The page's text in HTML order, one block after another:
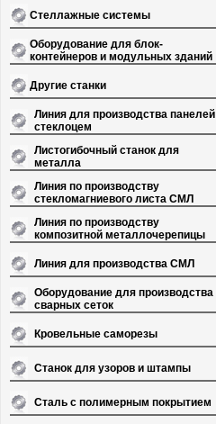
Стеллажные системы
Оборудование для блок-
контейнеров и модульных зданий
Другие станки
Линия для производства панелей
стеклоцем
Листогибочный станок для
металла
Линия по производству
стекломагниевого листа СМЛ
Линия по производству
композитной металлочерепицы
Линия для производства СМЛ
Оборудование для производства
сварных сеток
Кровельные саморезы
Станок для узоров и штампы
Сталь с полимерным покрытием